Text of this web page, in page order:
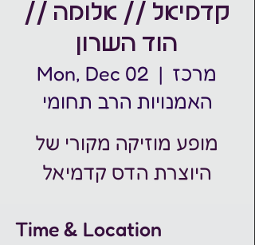
קדמיאל // אלומה //
הוד השרון
Mon, Dec 02
  |
מרכז
האמנויות הרב תחומי
מופע מוזיקה מקורי של
היוצרת הדס קדמיאל
Time & Location